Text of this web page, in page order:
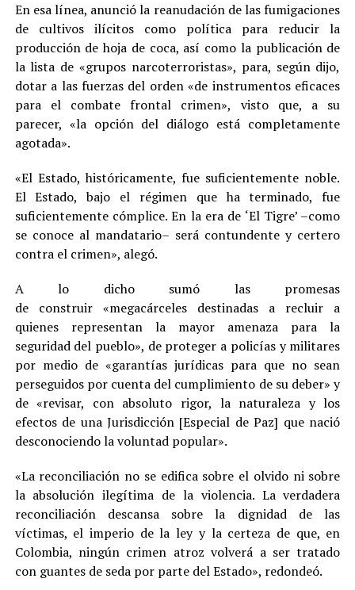
En esa línea, anunció la reanudación de las fumigaciones
de cultivos ilícitos como política para reducir la
producción de hoja de coca, así como la publicación de
la lista de «grupos narcoterroristas», para, según dijo,
dotar a las fuerzas del orden «de instrumentos eficaces
para el combate frontal crimen», visto que, a su
parecer, «la opción del diálogo está completamente
agotada».
«El Estado, históricamente, fue suficientemente noble.
El Estado, bajo el régimen que ha terminado, fue
suficientemente cómplice. En la era de ‘El Tigre’ –como
se conoce al mandatario– será contundente y certero
contra el crimen», alegó.
A lo dicho sumó las promesas
de construir «megacárceles destinadas a recluir a
quienes representan la mayor amenaza para la
seguridad del pueblo», de proteger a policías y militares
por medio de «garantías jurídicas para que no sean
perseguidos por cuenta del cumplimiento de su deber» y
de «revisar, con absoluto rigor, la naturaleza y los
efectos de una Jurisdicción [Especial de Paz] que nació
desconociendo la voluntad popular».
«La reconciliación no se edifica sobre el olvido ni sobre
la absolución ilegítima de la violencia. La verdadera
reconciliación descansa sobre la dignidad de las
víctimas, el imperio de la ley y la certeza de que, en
Colombia, ningún crimen atroz volverá a ser tratado
con guantes de seda por parte del Estado», redondeó.